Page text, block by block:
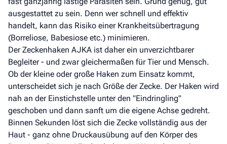
ausgestattet zu sein. Denn wer schnell und effektiv
handelt, kann das Risiko einer Krankheitsübertragung
(Borreliose, Babesiose etc.) minimieren.
Der Zeckenhaken AJKA ist daher ein unverzichtbarer
Begleiter - und zwar gleichermaßen für Tier und Mensch.
Ob der kleine oder große Haken zum Einsatz kommt,
unterscheidet sich je nach Größe der Zecke. Der Haken wird
nah an der Einstichstelle unter den "Eindringling"
geschoben und dann sanft um die eigene Achse gedreht.
Binnen Sekunden löst sich die Zecke vollständig aus der
Haut - ganz ohne Druckausübung auf den Körper des